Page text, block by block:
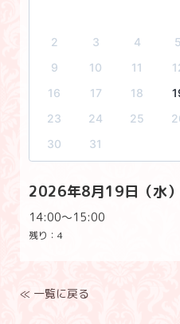
2
3 4 5
9
10 11
16
17 18
23
24 25
30
31
2026年8月19日（水）
14:00〜15:00
残り：4
≪ 一覧に戻る